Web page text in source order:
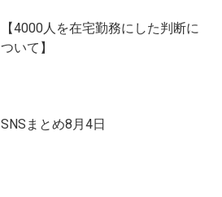
【4000人を在宅勤務にした判断に
ついて】
SNSまとめ8月4日